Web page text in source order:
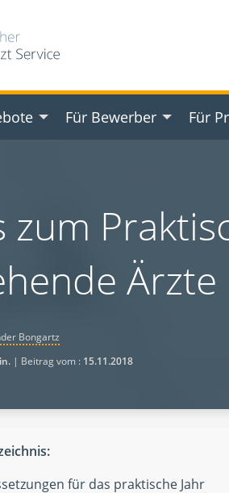
Für Bewerber Für
zum
Ärzte
Bongartz
| Beitrag vom : 15.11.2018
für das praktische Jahr